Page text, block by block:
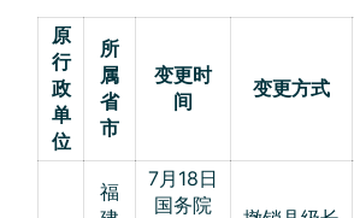
原
行
政
单
位
所
属
省
市
变更时
间
变更方式
福
7月18日
国务院